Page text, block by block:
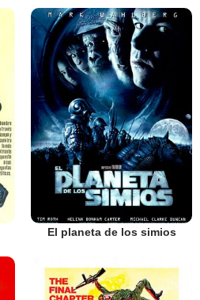
El planeta de los simios